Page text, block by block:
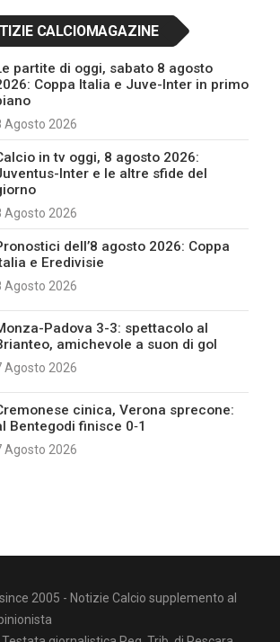
CALCIOMAGAZINE
partite di oggi, sabato 8 agosto
Coppa Italia e Juve-Inter in primo
Agosto 2026
in tv oggi, 8 agosto 2026:
Inter e le altre sfide del
Agosto 2026
dell’8 agosto 2026: Coppa
e Eredivisie
Agosto 2026
Padova 3-3: spettacolo al
amichevole a suon di gol
Agosto 2026
cinica, Verona sprecone:
Bentegodi finisce 0‑1
Agosto 2026
2005 - Notizie Calcio supplemento al